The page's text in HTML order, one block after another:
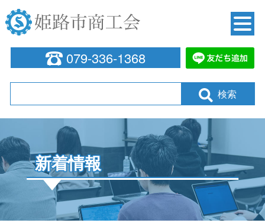
Skip
to
content
079-336-1368
検索
新着情報